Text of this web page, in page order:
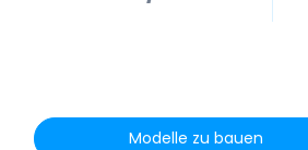
Modelle zu bauen